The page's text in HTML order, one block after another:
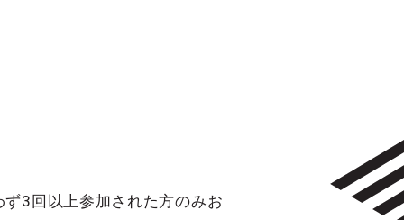
3回以上参加された方のみお